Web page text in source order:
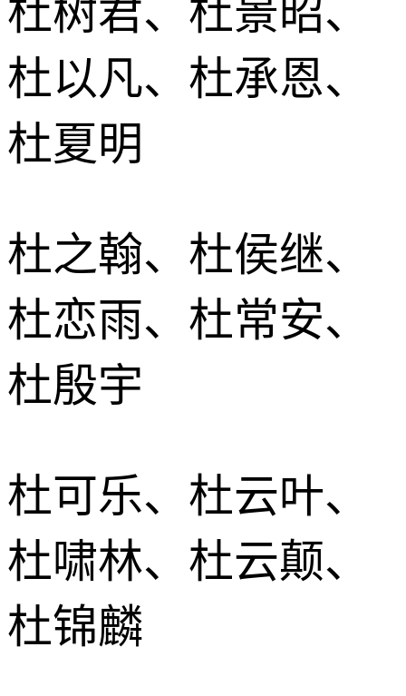
杜树君、杜景昭、
杜以凡、杜承恩、
杜夏明
杜之翰、杜侯继、
杜恋雨、杜常安、
杜殷宇
杜可乐、杜云叶、
杜啸林、杜云颠、
杜锦麟